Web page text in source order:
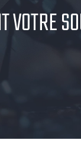
VOTRE